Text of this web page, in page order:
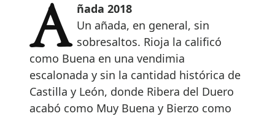
Añada 2018
Un añada, en general, sin
sobresaltos. Rioja la calificó
como Buena en una vendimia
escalonada y sin la cantidad histórica de
Castilla y León, donde Ribera del Duero
acabó como Muy Buena y Bierzo como